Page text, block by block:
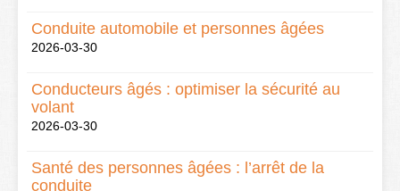
Conduite automobile et personnes âgées
2026-03-30
Conducteurs âgés : optimiser la sécurité au
volant
2026-03-30
Santé des personnes âgées : l’arrêt de la
conduite